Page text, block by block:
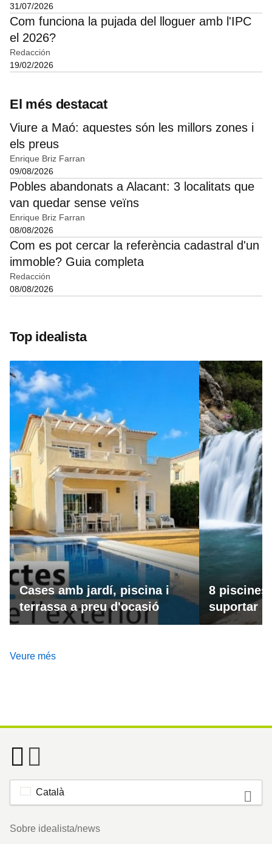
31/07/2026
Com funciona la pujada del lloguer amb l'IPC
el 2026?
Redacción
19/02/2026
El més destacat
Viure a Maó: aquestes són les millors zones i
els preus
Enrique Briz Farran
09/08/2026
Pobles abandonats a Alacant: 3 localitats que
van quedar sense veïns
Enrique Briz Farran
08/08/2026
Com es pot cercar la referència cadastral d'un
immoble? Guia completa
Redacción
08/08/2026
Top idealista
Cases amb jardí, piscina i
terrassa a preu d'ocasió
8 piscines
suportar
Veure més
Català
Footer
Sobre idealista/news